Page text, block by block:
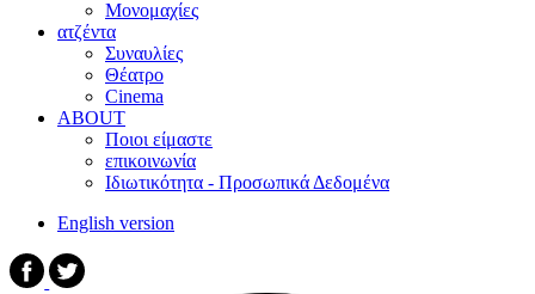
Μονομαχίες
ατζέντα
Συναυλίες
Θέατρο
Cinema
ABOUT
Ποιοι είμαστε
επικοινωνία
Ιδιωτικότητα - Προσωπικά Δεδομένα
English version